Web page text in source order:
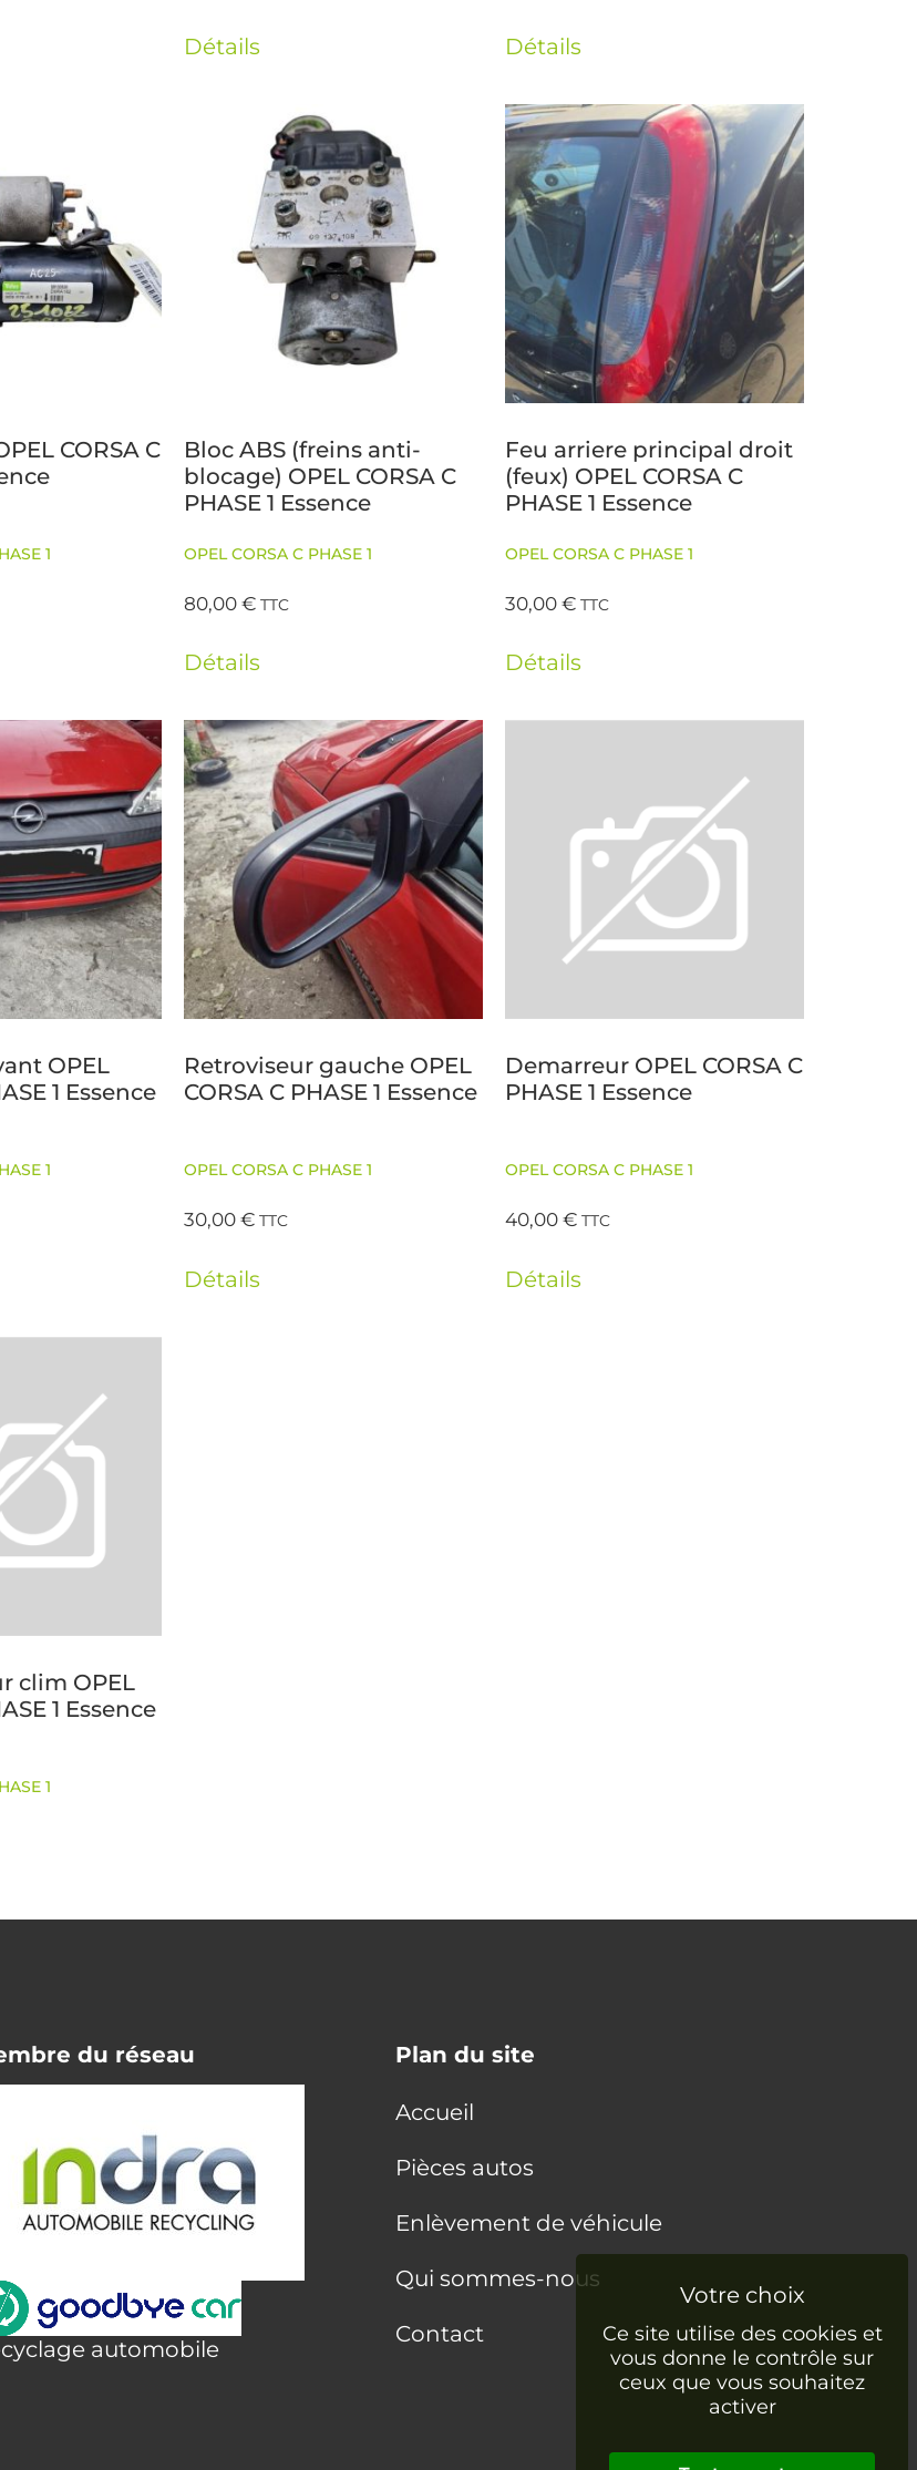
Détails Détails
CORSA C
1
Bloc ABS (freins anti-
blocage) OPEL CORSA C
PHASE 1 Essence
OPEL CORSA C PHASE 1
80,00€ TTC
Détails
Feu arriere principal droit
(feux) OPEL CORSA C
PHASE 1 Essence
OPEL CORSA C PHASE 1
30,00€ TTC
Détails
OPEL
1 Essence
1
Retroviseur gauche OPEL
CORSA C PHASE 1 Essence
OPEL CORSA C PHASE 1
30,00€ TTC
Détails
Demarreur OPEL CORSA C
PHASE 1 Essence
OPEL CORSA C PHASE 1
40,00€ TTC
Détails
clim OPEL
1 Essence
1
du réseau
automobile
Plan du site
Accueil
Pièces autos
Enlèvement de véhicule
Qui sommes-nous
Contact
Ce site utilise des cookies et
vous donne le contrôle sur
ceux que vous souhaitez
activer